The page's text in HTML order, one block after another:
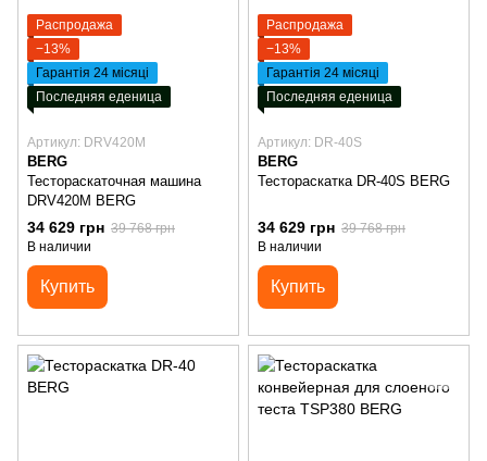
Распродажа
−13%
Гарантія 24 місяці
Последняя еденица
Артикул: DRV420M
BERG
Тестораскаточная машина
DRV420M BERG
34 629 грн 39 768 грн
В наличии
Купить
Распродажа
−13%
Гарантія 24 місяці
Последняя еденица
Артикул: DR-40S
BERG
Тестораскатка DR-40S BERG
34 629 грн 39 768 грн
В наличии
Купить